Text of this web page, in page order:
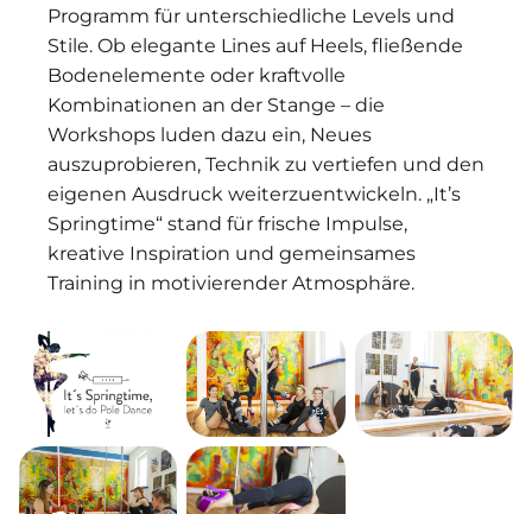
Programm für unterschiedliche Levels und
Stile. Ob elegante Lines auf Heels, fließende
Bodenelemente oder kraftvolle
Kombinationen an der Stange – die
Workshops luden dazu ein, Neues
auszuprobieren, Technik zu vertiefen und den
eigenen Ausdruck weiterzuentwickeln. „It’s
Springtime“ stand für frische Impulse,
kreative Inspiration und gemeinsames
Training in motivierender Atmosphäre.